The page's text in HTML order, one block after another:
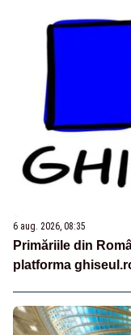
6 aug. 2026, 08:35
Primăriile din
platforma